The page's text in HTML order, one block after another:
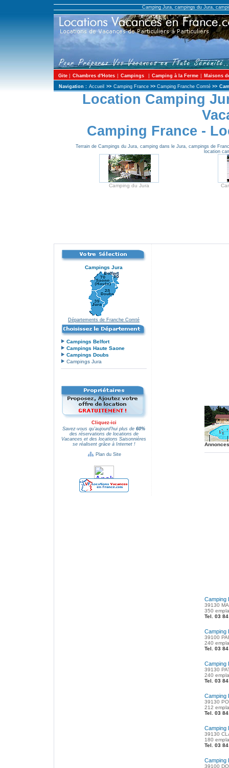
Camping Jura, campings du Jura,
Gite | Chambres d'Hotes | Campings | Camping à la Ferme | Maisons
Navigation : Accueil >> Camping France >> Camping Franche Comté>>
Location Camping
Camping France -
Terrain de Campings du Jura, camping dans le Jura, campings de
location
Camping du Jura
Campings Jura
Départements de Franche Comté
Campings Belfort
Campings Haute Saone
Campings Doubs
Campings Jura
Cliquez-ici
Savez-vous qu'aujourd'hui plus de 60%
des réservations de locations de
Vacances et des locations Saisonnières
se réalisent grâce à Internet !
Plan du Site
Camping
39130
350
Tel. 03
Camping
39100
240
Tel. 03
Camping
39130
240
Tel. 03
Camping
39130
212
Tel. 03
Camping
39130
180
Tel. 03
Camping
39100